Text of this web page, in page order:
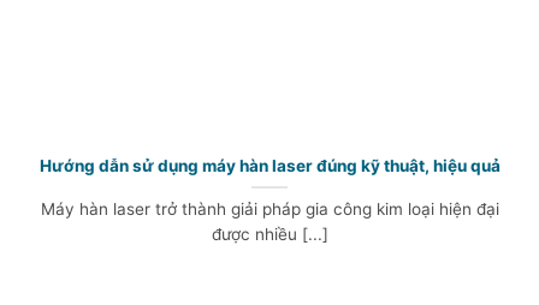
Hướng dẫn sử dụng máy hàn laser đúng kỹ thuật, hiệu quả
Máy hàn laser trở thành giải pháp gia công kim loại hiện đại
được nhiều [...]